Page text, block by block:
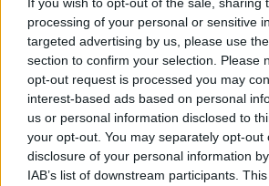
processing of your personal or sensitive
targeted advertising by us, please use
section to confirm your selection. Please
opt-out request is processed you may
interest-based ads based on personal
us or personal information disclosed to
your opt-out. You may separately opt-out
disclosure of your personal information
IAB’s list of downstream participants.
Continua a leggere dopo la
Necessaire per gli invitati:
Un cappello da cuoco